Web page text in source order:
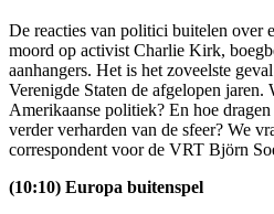
De reacties van politici buitelen over
moord op activist Charlie Kirk,
aanhangers. Het is het zoveelste
Verenigde Staten de afgelopen jaren.
Amerikaanse politiek? En hoe
verder verharden van de sfeer? We
correspondent voor de VRT Björn
(10:10) Europa buitenspel